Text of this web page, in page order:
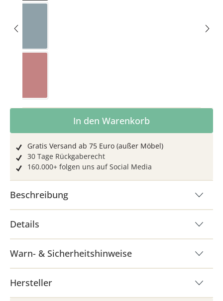
Produkt Anzahl: Gib den gewünschten
In den Warenkorb
Gratis Versand ab 75 Euro (außer Möbel)
30 Tage Rückgaberecht
160.000+ folgen uns auf Social Media
Beschreibung
Details
Warn- & Sicherheitshinweise
Hersteller